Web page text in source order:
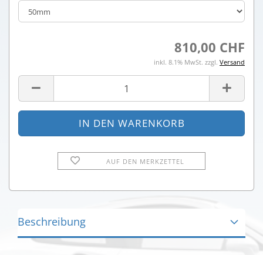
810,00 CHF
inkl. 8.1% MwSt. zzgl. Versand
AUF DEN MERKZETTEL
Beschreibung